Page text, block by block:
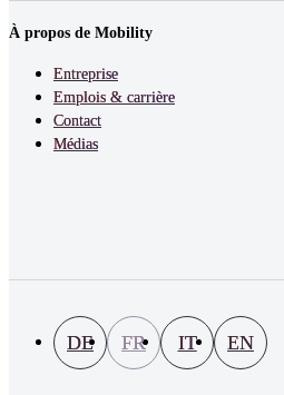
À propos de Mobility
Entreprise
Emplois & carrière
Contact
Médias
DE FR IT EN